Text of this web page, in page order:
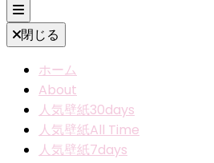
閉じる
ホーム
About
人気壁紙30days
人気壁紙All Time
人気壁紙7days